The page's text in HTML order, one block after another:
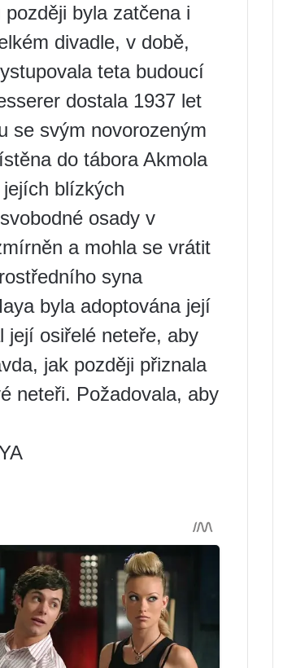
byla zatčena i
divadle, v době,
teta budoucí
dostala 1937 let
se svým novorozeným
do tábora Akmola
blízkých
osady v
a mohla se vrátit
syna
byla adoptována její
její osiřelé neteře, aby
jak později přiznala
neteři. Požadovala, aby